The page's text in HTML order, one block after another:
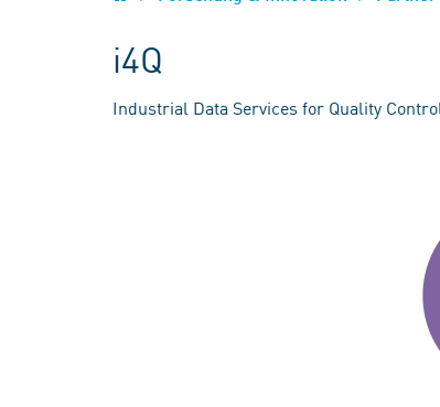
i4Q
Industrial Data Services for Quality